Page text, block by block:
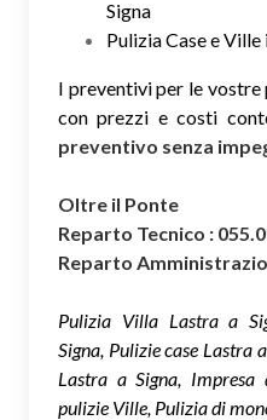
Signa
Pulizia Case e
I preventivi per le vostre
con prezzi e costi
preventivo senza
Oltre il Ponte
Reparto Tecnico :
Reparto
Pulizia Villa Lastra a
Signa, Pulizie case Lastra
Lastra a Signa,
pulizie Ville, Pulizia di